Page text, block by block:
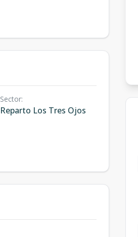
Sector:
Reparto Los Tres Ojos